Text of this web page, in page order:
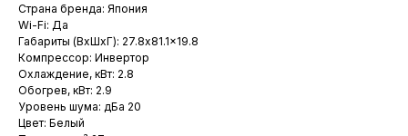
Страна бренда: Япония
Wi-Fi: Да
Габариты (ВхШхГ): 27.8x81.1x19.8
Компрессор: Инвертор
Охлаждение, кВт: 2.8
Обогрев, кВт: 2.9
Уровень шума: дБа 20
Цвет: Белый